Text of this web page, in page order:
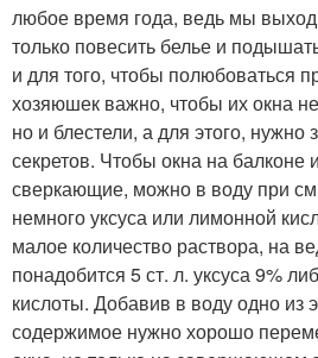
любое время года, ведь мы
только повесить белье и
и для того, чтобы полюбоваться
хозяюшек важно, чтобы их окна
но и блестели, а для этого, нужно
секретов. Чтобы окна на балконе
сверкающие, можно в воду при
немного уксуса или лимонной
малое количество раствора, на
понадобится 5 ст. л. уксуса 9%
кислоты. Добавив в воду одно из
содержимое нужно хорошо